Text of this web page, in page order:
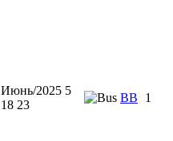
Июнь/2025 5
18 23
BB 1